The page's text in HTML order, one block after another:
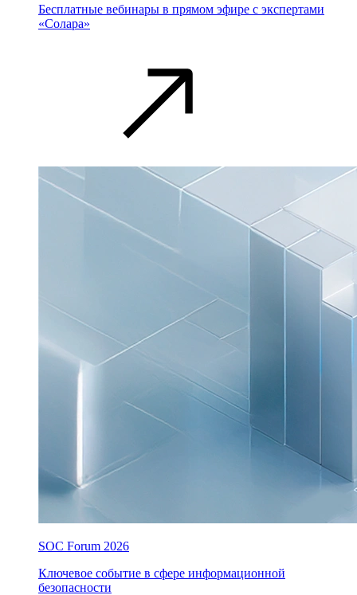
Бесплатные вебинары в прямом эфире с экспертами
«Солара»
SOC Forum 2026
Ключевое событие в сфере информационной
безопасности